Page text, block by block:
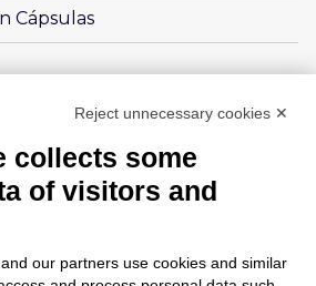
Cápsulas
ESPECIALESReject unnecessary cookies ✕
collects some
of visitors and
our partners use cookies and similar